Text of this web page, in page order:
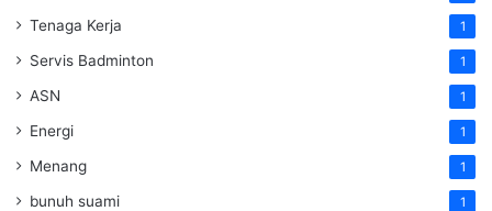
Tenaga Kerja 1
Servis Badminton 1
ASN 1
Energi 1
Menang 1
bunuh suami 1